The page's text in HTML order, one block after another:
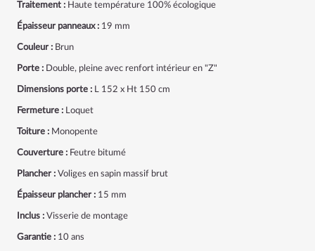
Traitement : Haute température 100% écologique
Épaisseur panneaux : 19 mm
Couleur : Brun
Porte : Double, pleine avec renfort intérieur en "Z"
Dimensions porte : L 152 x Ht 150 cm
Fermeture : Loquet
Toiture : Monopente
Couverture : Feutre bitumé
Plancher : Voliges en sapin massif brut
Épaisseur plancher : 15 mm
Inclus : Visserie de montage
Garantie : 10 ans